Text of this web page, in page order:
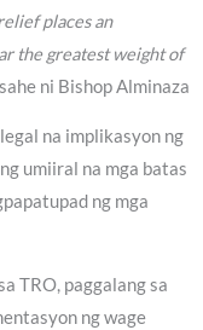
places an
the greatest weight of
ni Bishop Alminaza
na implikasyon ng
umiiral na mga batas
ng mga
TRO, paggalang sa
ng wage